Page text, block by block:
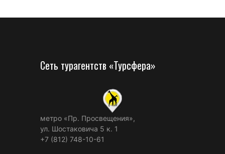
Сеть турагентств «Турсфера»
метро «Пр. Просвещения»,
ул. Шостаковича 5 к. 1
+7 (812) 748-10-61